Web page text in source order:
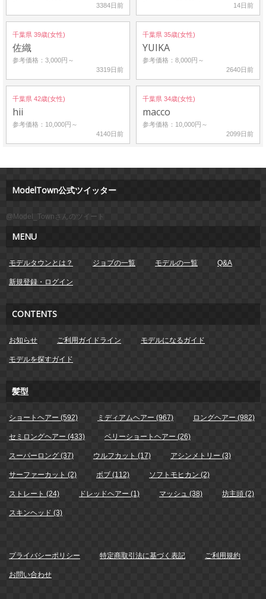
3384日前
14日前
千葉県 39歳(女性)
佐織
参考価格：3,000円～
3319日前
千葉県 35歳(女性)
YUIKA
参考価格：8,000円～
2640日前
千葉県 42歳(女性)
hii
参考価格：10,000円～
4140日前
千葉県 34歳(女性)
macco
参考価格：10,000円～
2099日前
ModelTown公式ツイッター
@Model_Townさんのツイート
MENU
モデルタウンとは？ ジョブの一覧 モデルの一覧 Q&A
新規登録・ログイン
CONTENTS
お知らせ ご利用ガイドライン モデルになるガイド
モデルを探すガイド
髪型
ショートヘアー (592) ミディアムヘアー (967) ロングヘアー (982)
セミロングヘアー (433) ベリーショートヘアー (26)
スーパーロング (37) ウルフカット (17) アシンメトリー (3)
サーファーカット (2) ボブ (112) ソフトモヒカン (2)
ストレート (24) ドレッドヘアー (1) マッシュ (38) 坊主頭 (2)
スキンヘッド (3)
プライバシーポリシー 特定商取引法に基づく表記 ご利用規約
お問い合わせ